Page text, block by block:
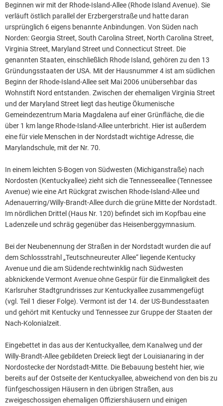
Beginnen wir mit der Rhode-Island-Allee (Rhode Island Avenue). Sie
verläuft östlich parallel der Erzbergerstraße und hatte daran
ursprünglich 6 eigens benannte Anbindungen. Von Süden nach
Norden: Georgia Street, South Carolina Street, North Carolina Street,
Virginia Street, Maryland Street und Connecticut Street. Die
genannten Staaten, einschließlich Rhode Island, gehören zu den 13
Gründungsstaaten der USA. Mit der Hausnummer 4 ist am südlichen
Beginn der Rhode-Island-Allee seit Mai 2006 unübersehbar das
Wohnstift Nord entstanden. Zwischen der ehemaligen Virginia Street
und der Maryland Street liegt das heutige Ökumenische
Gemeindezentrum Maria Magdalena auf einer Grünfläche, die die
über 1 km lange Rhode-Island-Allee unterbricht. Hier ist außerdem
eine für viele Menschen in der Nordstadt wichtige Adresse, die
Marylandschule, mit der Nr. 70.
In einem leichten S-Bogen von Südwesten (Michiganstraße) nach
Nordosten (Kentuckyallee) zieht sich die Tennesseeallee (Tennessee
Avenue) wie eine Art Rückgrat zwischen Rhode-Island-Allee und
Adenauerring/Willy-Brandt-Allee durch die grüne Mitte der Nordstadt.
Im nördlichen Drittel (Haus Nr. 120) befindet sich im Kopfbau eine
Ladenzeile und schräg gegenüber das Heisenberggymnasium.
Bei der Neubenennung der Straßen in der Nordstadt wurden die auf
dem Schlossstrahl „Teutschneureuter Allee“ liegende Kentucky
Avenue und die am Südende rechtwinklig nach Südwesten
abknickende Vermont Avenue ohne Gespür für die Einmaligkeit des
Karlsruher Stadtgrundrisses zur Kentuckyallee zusammengefügt
(vgl. Teil 1 dieser Folge). Vermont ist der 14. der US-Bundesstaaten
und gehört mit Kentucky und Tennessee zur Gruppe der Staaten der
Nach-Kolonialzeit.
Eingebettet in das aus der Kentuckyallee, dem Kanalweg und der
Willy-Brandt-Allee gebildeten Dreieck liegt der Louisianaring in der
Nordostecke der Nordstadt-Mitte. Die Bebauung besteht hier, wie
bereits auf der Ostseite der Kentuckyallee, abweichend von den bis zu
fünfgeschossigen Häusern in den übrigen Straßen, aus
zweigeschossigen ehemaligen Offiziershäusern und einigen